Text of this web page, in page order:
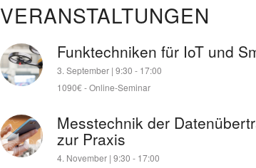
VERANSTALTUNGEN
Funktechniken für IoT und
3. September | 9:30 - 17:00
1090€-Online-Seminar
Messtechnik der
zur Praxis
4. November | 9:30 - 17:00